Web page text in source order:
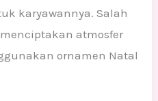
karyawannya. Salah
atmosfer
ornamen Natal